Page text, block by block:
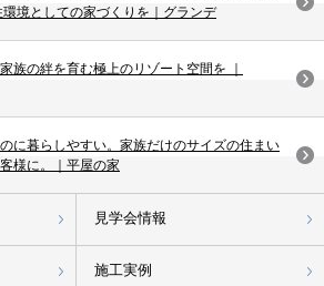
境としての家づくりを｜グランデ
族の絆を育む極上のリゾート空間を ｜
に暮らしやすい。家族だけのサイズの住まい
様に。｜平屋の家
見学会情報
施工実例